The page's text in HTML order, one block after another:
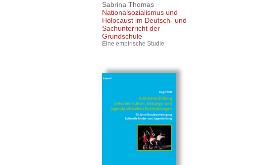
Sabrina Thomas
Nationalsozialismus und
Holocaust im Deutsch- und
Sachunterricht der
Grundschule
Eine empirische Studie